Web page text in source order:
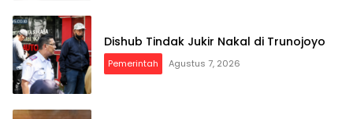
Dishub Tindak Jukir Nakal di Trunojoyo
Pemerintah Agustus 7, 2026